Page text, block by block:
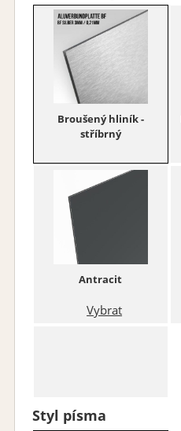
Broušený hliník -
stříbrný
Antracit
Vybrat
Styl písma